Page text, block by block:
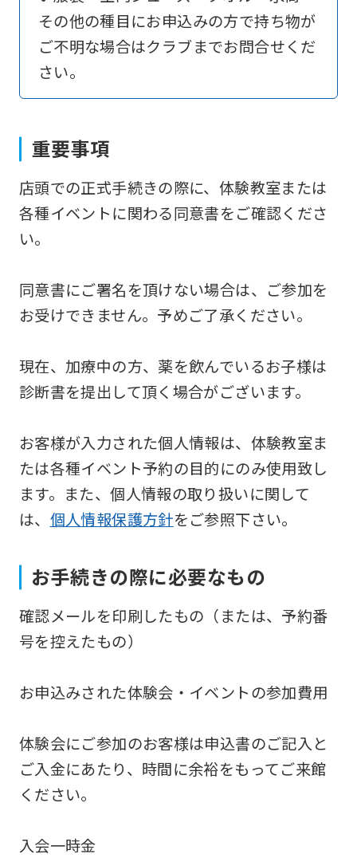
その他の種目にお申込みの方で持ち物が
ご不明な場合はクラブまでお問合せくだ
さい。
重要事項
店頭での正式手続きの際に、体験教室または
各種イベントに関わる同意書をご確認くださ
い。
同意書にご署名を頂けない場合は、ご参加を
お受けできません。予めご了承ください。
現在、加療中の方、薬を飲んでいるお子様は
診断書を提出して頂く場合がございます。
お客様が入力された個人情報は、体験教室ま
たは各種イベント予約の目的にのみ使用致し
ます。また、個人情報の取り扱いに関して
は、 個人情報保護方針をご参照下さい。
お手続きの際に必要なもの
確認メールを印刷したもの（または、予約番
号を控えたもの）
お申込みされた体験会・イベントの参加費用
体験会にご参加のお客様は申込書のご記入と
ご入金にあたり、時間に余裕をもってご来館
ください。
入会一時金
if
you
an
service,
the
Japanese
of
this
website
will
be
translated
mechanically,
so
it
may
not
an
accurate
translation
differ
from